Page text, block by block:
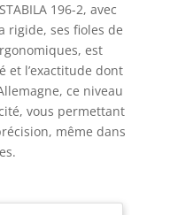
196-2, avec
rigide, ses fioles de
est
et l’exactitude dont
ce niveau
vous permettant
même dans